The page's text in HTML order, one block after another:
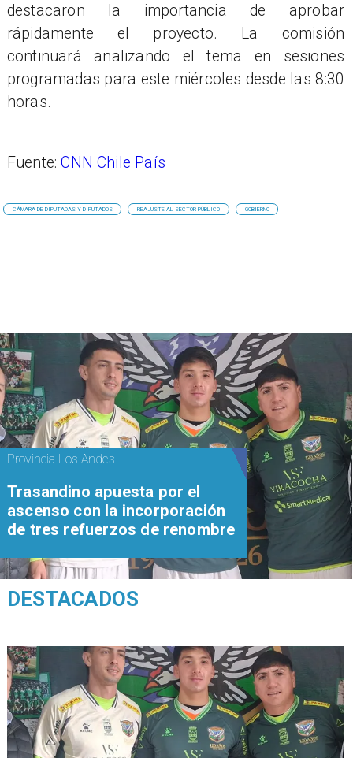
destacaron la importancia de aprobar
rápidamente el proyecto. La comisión
continuará analizando el tema en sesiones
programadas para este miércoles desde las 8:30
horas.
Fuente:CNN Chile País
CÁMARA DE DIPUTADAS Y DIPUTADOS REAJUSTE AL SECTOR PÚBLICO GOBIERNO
Provincia Los Andes
Trasandino apuesta por el
ascenso con la incorporación
de tres refuerzos de renombre
DESTACADOS